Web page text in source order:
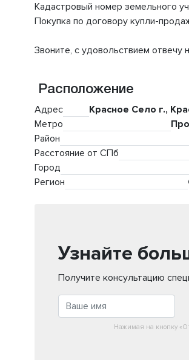
Кадастровый номер земельного
Покупка по договору купли-
Звоните, с удовольствием отвечу
Расположение
Адрес
Красное Село г.,
Метро
Район
Расстояние от СПб
Город
Регион
Узнайте
Получите консультацию
Нажимая на кнопку